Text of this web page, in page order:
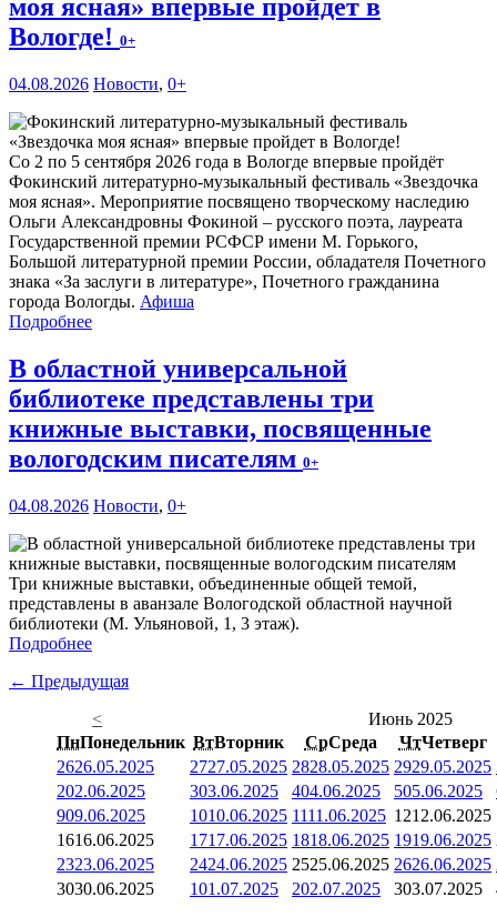
моя ясная» впервые пройдет в
Вологде! 0+
04.08.2026 Новости, 0+
Со 2 по 5 сентября 2026 года в Вологде впервые пройдёт
Фокинский литературно-музыкальный фестиваль «Звездочка
моя ясная». Мероприятие посвящено творческому наследию
Ольги Александровны Фокиной – русского поэта, лауреата
Государственной премии РСФСР имени М. Горького,
Большой литературной премии России, обладателя Почетного
знака «За заслуги в литературе», Почетного гражданина
города Вологды. Афиша
Подробнее
В областной универсальной
библиотеке представлены три
книжные выставки, посвященные
вологодским писателям 0+
04.08.2026 Новости, 0+
Три книжные выставки, объединенные общей темой,
представлены в аванзале Вологодской областной научной
библиотеки (М. Ульяновой, 1, 3 этаж).
Подробнее
← Предыдущая
<
Июнь 2025
ПнПонедельник ВтВторник СрСреда ЧтЧетверг
2626.05.2025 2727.05.2025 2828.05.2025 2929.05.2025
202.06.2025 303.06.2025 404.06.2025 505.06.2025
909.06.2025 1010.06.2025 1111.06.2025 1212.06.2025
1616.06.2025 1717.06.2025 1818.06.2025 1919.06.2025
2323.06.2025 2424.06.2025 2525.06.2025 2626.06.2025
3030.06.2025 101.07.2025 202.07.2025 303.07.2025